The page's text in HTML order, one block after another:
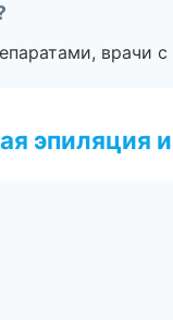
врачи
эпиляция